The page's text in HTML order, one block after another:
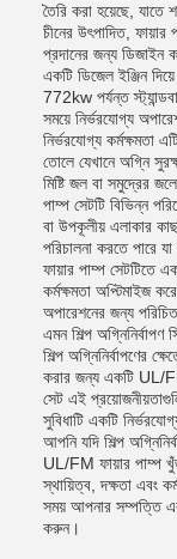
তৈরি করা হয়েছে, যাতে
চীনের উৎপাদিত, ফায়ার
প্রদানের জন্য ডিজাইন
একটি ডিজেল ইঞ্জিন
772kw পর্যন্ত
সময়ে নির্ভরযোগ্য
নির্ভরযোগ্য কর্মক্ষমতা
তোলে যেখানে অগ্নি
মিষ্টি জল বা সমুদ্রের
পাম্প সেটটি বিভিন্ন
বা উপকূলীয় এলাকার
পরিচালনা করতে পারে
ফায়ার পাম্প সেটটিতে
কর্মক্ষমতা অপ্টিমাইজ
অপারেশনের জন্য
এমন শিল্প
শিল্প অগ্নিনির্বাপণের
করার জন্য একটি UL/FM
সেট এই
সুবিধাটি একটি
আপনি যদি শিল্প
UL/FM ফায়ার পাম্প
স্থায়িত্ব, দক্ষতা এবং
সময় আপনার সম্পত্তি
করুন।